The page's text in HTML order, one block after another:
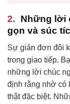
Những lời
gọn và súc
Sự giản đơn đôi
trong giao tiếp.
những lời chúc
định rằng nhờ có
thật đặc biệt.